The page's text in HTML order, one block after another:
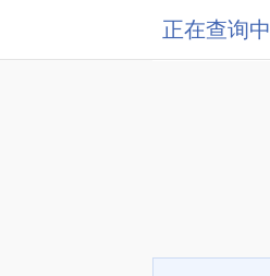
正在查询中